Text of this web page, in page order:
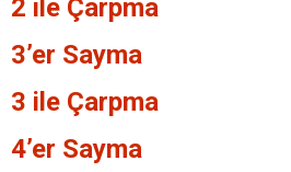
2 ile Çarpma
3’er Sayma
3 ile Çarpma
4’er Sayma